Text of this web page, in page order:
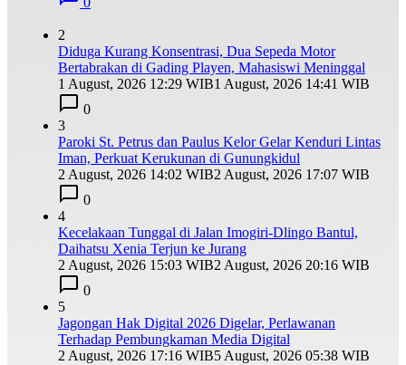
2
Diduga Kurang Konsentrasi, Dua Sepeda Motor
Bertabrakan di Gading Playen, Mahasiswi Meninggal
1 August, 2026 12:29 WIB1 August, 2026 14:41 WIB
0
3
Paroki St. Petrus dan Paulus Kelor Gelar Kenduri Lintas
Iman, Perkuat Kerukunan di Gunungkidul
2 August, 2026 14:02 WIB2 August, 2026 17:07 WIB
0
4
Kecelakaan Tunggal di Jalan Imogiri-Dlingo Bantul,
Daihatsu Xenia Terjun ke Jurang
2 August, 2026 15:03 WIB2 August, 2026 20:16 WIB
0
5
Jagongan Hak Digital 2026 Digelar, Perlawanan
Terhadap Pembungkaman Media Digital
2 August, 2026 17:16 WIB5 August, 2026 05:38 WIB